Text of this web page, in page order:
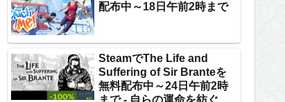
配布中～18日午前2時まで
SteamでThe Life and
Suffering of Sir Branteを
無料配布中～24日午前2時
まで - 自らの運命を紡ぐテ